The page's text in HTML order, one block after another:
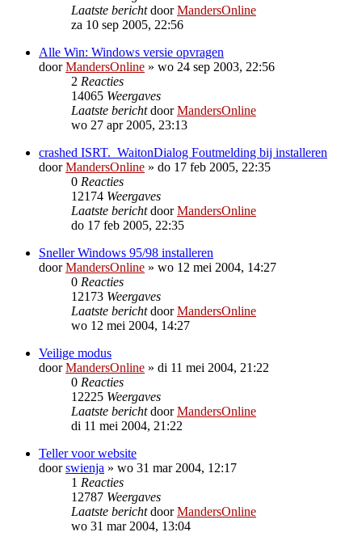
Laatste berichtdoorMandersOnline
za 10 sep 2005, 22:56
Alle Win: Windows versie opvragen
doorMandersOnline » wo 24 sep 2003, 22:56
2 Reacties
14065 Weergaves
Laatste berichtdoorMandersOnline
wo 27 apr 2005, 23:13
crashed ISRT._WaitonDialog Foutmelding bij installeren
doorMandersOnline » do 17 feb 2005, 22:35
0 Reacties
12174 Weergaves
Laatste berichtdoorMandersOnline
do 17 feb 2005, 22:35
Sneller Windows 95/98 installeren
doorMandersOnline » wo 12 mei 2004, 14:27
0 Reacties
12173 Weergaves
Laatste berichtdoorMandersOnline
wo 12 mei 2004, 14:27
Veilige modus
doorMandersOnline » di 11 mei 2004, 21:22
0 Reacties
12225 Weergaves
Laatste berichtdoorMandersOnline
di 11 mei 2004, 21:22
Teller voor website
doorswienja » wo 31 mar 2004, 12:17
1 Reacties
12787 Weergaves
Laatste berichtdoorMandersOnline
wo 31 mar 2004, 13:04